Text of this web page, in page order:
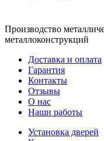
Производство
металлоконструкций
Доставка и оплата
Гарантия
Контакты
Отзывы
О нас
Наши работы
Установка дверей